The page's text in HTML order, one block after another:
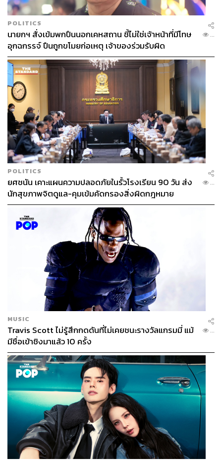
POLITICS
นายกฯ สั่งเข้มพกปืนนอกเคหสถาน ชี้ไม่ใช่เจ้าหน้าที่มีโทษ
อุกฉกรรจ์ ปืนถูกขโมยก่อเหตุ เจ้าของร่วมรับผิด
...
POLITICS
ยศชนัน เคาะแผนความปลอดภัยในรั้วโรงเรียน 90 วัน ส่ง
นักสุขภาพจิตดูแล-คุมเข้มคัดกรองสิ่งผิดกฎหมาย
...
MUSIC
Travis Scott ไม่รู้สึกกดดันที่ไม่เคยชนะรางวัลแกรมมี่ แม้
มีชื่อเข้าชิงมาแล้ว 10 ครั้ง
...